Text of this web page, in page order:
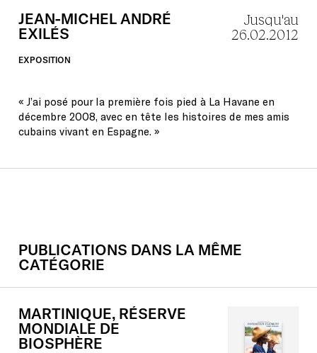
EXPOSITION
JEAN-MICHELANDRÉ
EXILÉS
Jusqu'au
26.02.2012
« J’ai posé pour la première fois pied à La Havane en
décembre 2008, avec en tête les histoires de mes amis
cubains vivant en Espagne. »
PUBLICATIONS DANS LA MÊME
CATÉGORIE
MARTINIQUE, RÉSERVE
MONDIALE DE
BIOSPHÈRE